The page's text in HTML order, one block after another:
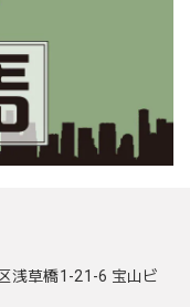
浅草橋1-21-6 宝山ビ